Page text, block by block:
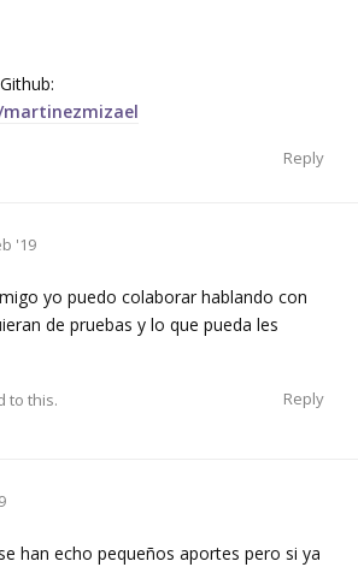
Reply
'19
yo puedo colaborar hablando con
de pruebas y lo que pueda les
Reply
to this.
han echo pequeños aportes pero si ya